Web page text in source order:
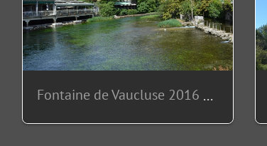
Fontaine de Vaucluse 2016